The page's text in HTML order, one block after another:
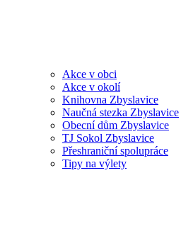
Akce v obci
Akce v okolí
Knihovna Zbyslavice
Naučná stezka Zbyslavice
Obecní dům Zbyslavice
TJ Sokol Zbyslavice
Přeshraniční spolupráce
Tipy na výlety